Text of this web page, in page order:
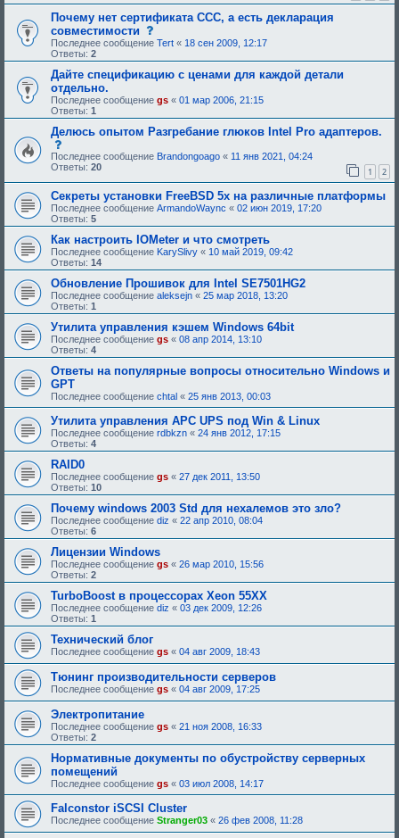
щ
е
н
и
е
,
т
р
е
б
у
щ
е
о
б
р
е
и
я
:
Почему нет сертификата ССС, а есть декларация
совместимости
о
о
б
щ
е
и
т
е
щ
е
д
о
е
н
я
:
Последнее сообщение Tert « 18 сен 2009, 12:17
Ответы: 2
Дайте спецификацию с ценами для каждой детали
отдельно.
Последнее сообщение gs « 01 мар 2006, 21:15
Ответы: 1
Делюсь опытом Разгребание глюков Intel Pro адаптеров.
о
о
щ
е
н
и
е
,
т
р
е
б
у
ю
щ
е
е
о
д
о
б
р
е
н
и
я
:
Последнее сообщение Brandongoago « 11 янв 2021, 04:24
Ответы: 20 1 2
Секреты установки FreeBSD 5x на различные платформы
Последнее сообщение ArmandoWaync « 02 июн 2019, 17:20
Ответы: 5
Как настроить IOMeter и что смотреть
Последнее сообщение KarySlivy « 10 май 2019, 09:42
Ответы: 14
Обновление Прошивок для Intel SE7501HG2
Последнее сообщение aleksejn « 25 мар 2018, 13:20
Ответы: 1
Утилита управления кэшем Windows 64bit
Последнее сообщение gs « 08 апр 2014, 13:10
Ответы: 4
Ответы на популярные вопросы относительно Windows и
GPT
Последнее сообщение chtal « 25 янв 2013, 00:03
Утилита управления APC UPS под Win & Linux
Последнее сообщение rdbkzn « 24 янв 2012, 17:15
Ответы: 4
RAID0
Последнее сообщение gs « 27 дек 2011, 13:50
Ответы: 10
Почему windows 2003 Std для нехалемов это зло?
Последнее сообщение diz « 22 апр 2010, 08:04
Ответы: 6
Лицензии Windows
Последнее сообщение gs « 26 мар 2010, 15:56
Ответы: 2
TurboBoost в процессорах Xeon 55XX
Последнее сообщение diz « 03 дек 2009, 12:26
Ответы: 1
Технический блог
Последнее сообщение gs « 04 авг 2009, 18:43
Тюнинг производительности серверов
Последнее сообщение gs « 04 авг 2009, 17:25
Электропитание
Последнее сообщение gs « 21 ноя 2008, 16:33
Ответы: 2
Нормативные документы по обустройству серверных
помещений
Последнее сообщение gs « 03 июл 2008, 14:17
Falconstor iSCSI Cluster
Последнее сообщение Stranger03 « 26 фев 2008, 11:28